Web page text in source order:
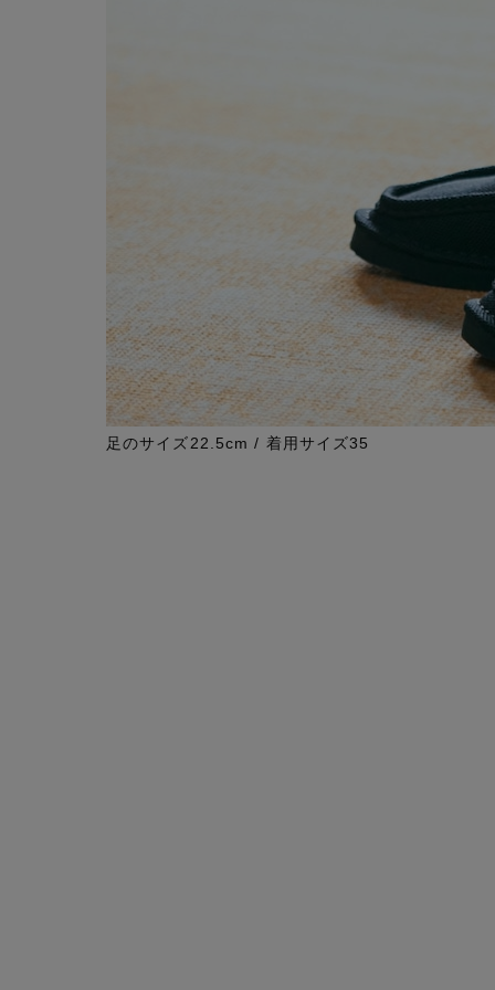
足のサイズ22.5cm / 着用サイズ35